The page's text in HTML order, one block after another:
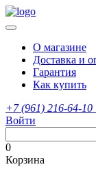
О магазине
Доставка и
Гарантия
Как купить
+7 (961) 216-64-10
Войти
0
Корзина